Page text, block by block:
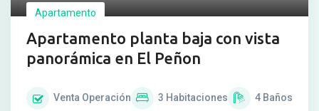
Apartamento
Apartamento planta baja con vista
panorámica en El Peñon
Venta Operación 3 Habitaciones 4 Baños